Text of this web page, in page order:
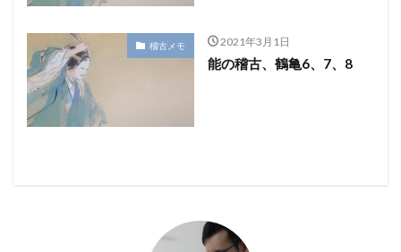
稽古メモ 2021年3月1日
能の稽古、鶴亀6、7、8